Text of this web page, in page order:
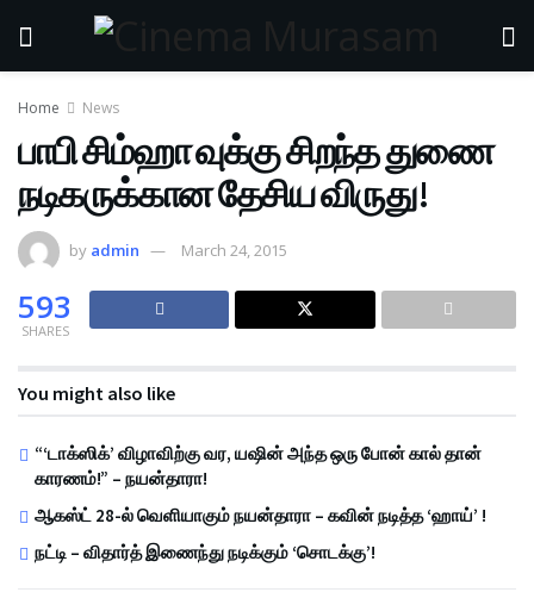
Home News
பாபி சிம்ஹா வுக்கு சிறந்த துணை
நடிகருக்கான தேசிய விருது!
by admin March 24, 2015
593
SHARES
You might also like
“‘டாக்ஸிக்’ விழாவிற்கு வர, யஷின் அந்த ஒரு போன் கால் தான்
காரணம்!” – நயன்தாரா!
ஆகஸ்ட் 28-ல் வெளியாகும் நயன்தாரா – கவின் நடித்த ‘ஹாய்’ !
நட்டி – விதார்த் இணைந்து நடிக்கும் ‘சொடக்கு’!